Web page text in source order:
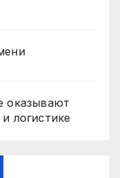
оказывают
логистике